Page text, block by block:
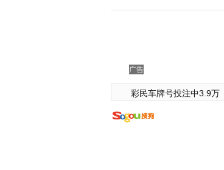
广告
彩民车牌号投注中3.9万